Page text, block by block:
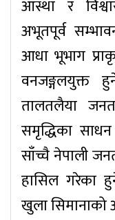
आस्था र
अभूतपूर्व
आधा भूभाग
वनजङ्गलयुक्त
तालतलैया
समृद्धिका
साँच्चै नेपाली
हासिल गरेका
खुला सिमानाको